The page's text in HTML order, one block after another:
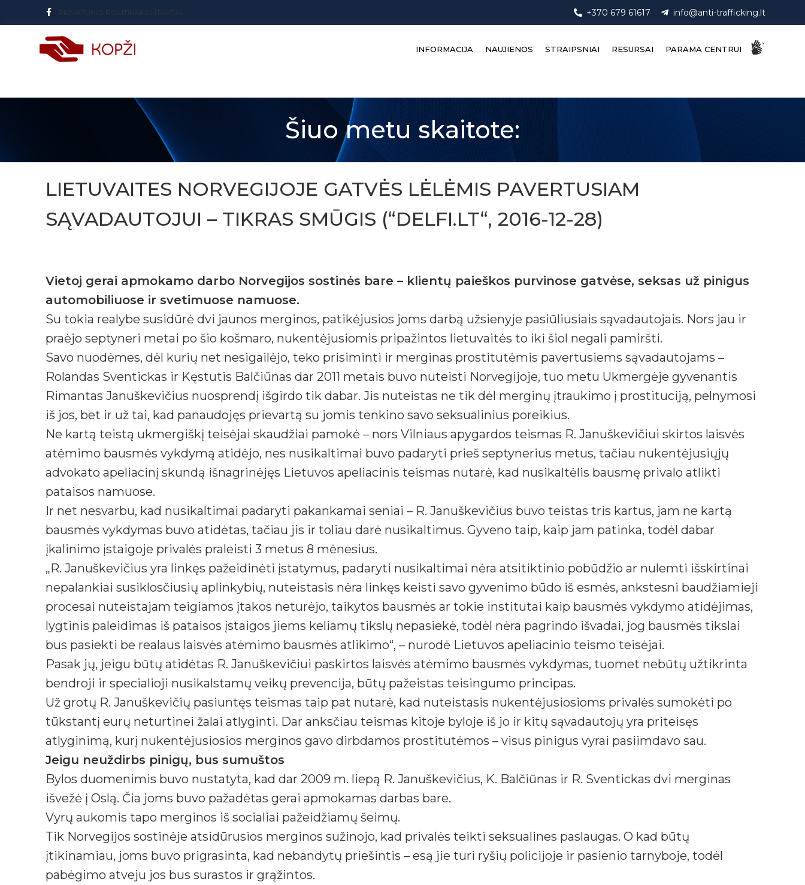
PRIVATUMO POLITIKA KONTAKTAI +370 679 61617 info@anti-trafficking.lt
INFORMACIJA NAUJIENOS STRAIPSNIAI RESURSAI PARAMA CENTRUI
Šiuo metu skaitote:
LIETUVAITES NORVEGIJOJE GATVĖS LĖLĖMIS PAVERTUSIAM
SĄVADAUTOJUI – TIKRAS SMŪGIS (“DELFI.LT“, 2016-12-28)
Vietoj gerai apmokamo darbo Norvegijos sostinės bare – klientų paieškos purvinose gatvėse, seksas už pinigus
automobiliuose ir svetimuose namuose.
Su tokia realybe susidūrė dvi jaunos merginos, patikėjusios joms darbą užsienyje pasiūliusiais sąvadautojais. Nors jau ir
praėjo septyneri metai po šio košmaro, nukentėjusiomis pripažintos lietuvaitės to iki šiol negali pamiršti.
Savo nuodėmes, dėl kurių net nesigailėjo, teko prisiminti ir merginas prostitutėmis pavertusiems sąvadautojams –
Rolandas Sventickas ir Kęstutis Balčiūnas dar 2011 metais buvo nuteisti Norvegijoje, tuo metu Ukmergėje gyvenantis
Rimantas Januškevičius nuosprendį išgirdo tik dabar. Jis nuteistas ne tik dėl merginų įtraukimo į prostituciją, pelnymosi
iš jos, bet ir už tai, kad panaudojęs prievartą su jomis tenkino savo seksualinius poreikius.
Ne kartą teistą ukmergiškį teisėjai skaudžiai pamokė – nors Vilniaus apygardos teismas R. Januškevičiui skirtos laisvės
atėmimo bausmės vykdymą atidėjo, nes nusikaltimai buvo padaryti prieš septynerius metus, tačiau nukentėjusiųjų
advokato apeliacinį skundą išnagrinėjęs Lietuvos apeliacinis teismas nutarė, kad nusikaltėlis bausmę privalo atlikti
pataisos namuose.
Ir net nesvarbu, kad nusikaltimai padaryti pakankamai seniai – R. Januškevičius buvo teistas tris kartus, jam ne kartą
bausmės vykdymas buvo atidėtas, tačiau jis ir toliau darė nusikaltimus. Gyveno taip, kaip jam patinka, todėl dabar
įkalinimo įstaigoje privalės praleisti 3 metus 8 mėnesius.
„R. Januškevičius yra linkęs pažeidinėti įstatymus, padaryti nusikaltimai nėra atsitiktinio pobūdžio ar nulemti išskirtinai
nepalankiai susiklosčiusių aplinkybių, nuteistasis nėra linkęs keisti savo gyvenimo būdo iš esmės, ankstesni baudžiamieji
procesai nuteistajam teigiamos įtakos neturėjo, taikytos bausmės ar tokie institutai kaip bausmės vykdymo atidėjimas,
lygtinis paleidimas iš pataisos įstaigos jiems keliamų tikslų nepasiekė, todėl nėra pagrindo išvadai, jog bausmės tikslai
bus pasiekti be realaus laisvės atėmimo bausmės atlikimo“, – nurodė Lietuvos apeliacinio teismo teisėjai.
Pasak jų, jeigu būtų atidėtas R. Januškevičiui paskirtos laisvės atėmimo bausmės vykdymas, tuomet nebūtų užtikrinta
bendroji ir specialioji nusikalstamų veikų prevencija, būtų pažeistas teisingumo principas.
Už grotų R. Januškevičių pasiuntęs teismas taip pat nutarė, kad nuteistasis nukentėjusiosioms privalės sumokėti po
tūkstantį eurų neturtinei žalai atlyginti. Dar anksčiau teismas kitoje byloje iš jo ir kitų sąvadautojų yra priteisęs
atlyginimą, kurį nukentėjusiosios merginos gavo dirbdamos prostitutėmos – visus pinigus vyrai pasiimdavo sau.
Jeigu neuždirbs pinigų, bus sumuštos
Bylos duomenimis buvo nustatyta, kad dar 2009 m. liepą R. Januškevičius, K. Balčiūnas ir R. Sventickas dvi merginas
išvežė į Oslą. Čia joms buvo pažadėtas gerai apmokamas darbas bare.
Vyrų aukomis tapo merginos iš socialiai pažeidžiamų šeimų.
Tik Norvegijos sostinėje atsidūrusios merginos sužinojo, kad privalės teikti seksualines paslaugas. O kad būtų
įtikinamiau, joms buvo prigrasinta, kad nebandytų priešintis – esą jie turi ryšių policijoje ir pasienio tarnyboje, todėl
pabėgimo atveju jos bus surastos ir grąžintos.